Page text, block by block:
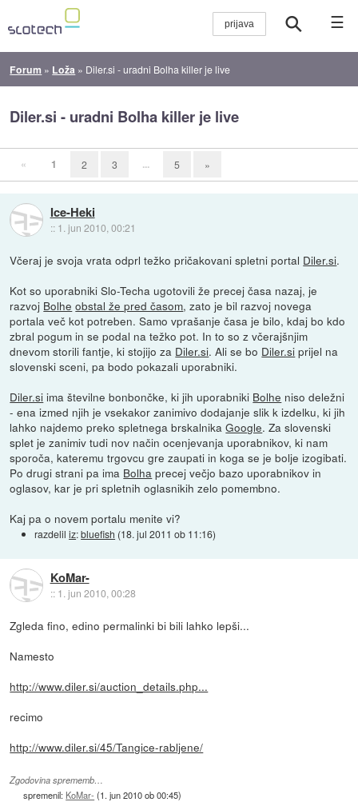
☰
Forum » Loža » Diler.si - uradni Bolha killer je live
Diler.si - uradni Bolha killer je live
« 1 2 3 ... 5 »
Ice-Heki
:: 1. jun 2010, 00:21
Včeraj je svoja vrata odprl težko pričakovani spletni portal Diler.si.
Kot so uporabniki Slo-Techa ugotovili že precej časa nazaj, je
razvoj Bolhe obstal že pred časom, zato je bil razvoj novega
portala več kot potreben. Samo vprašanje časa je bilo, kdaj bo kdo
zbral pogum in se podal na težko pot. In to so z včerajšnjim
dnevom storili fantje, ki stojijo za Diler.si. Ali se bo Diler.si prijel na
slovenski sceni, pa bodo pokazali uporabniki.
Diler.si ima številne bonbončke, ki jih uporabniki Bolhe niso deležni
- ena izmed njih je vsekakor zanimivo dodajanje slik k izdelku, ki jih
lahko najdemo preko spletnega brskalnikaGoogle. Za slovenski
splet je zanimiv tudi nov način ocenjevanja uporabnikov, ki nam
sporoča, kateremu trgovcu gre zaupati in koga se je bolje izogibati.
Po drugi strani pa ima Bolha precej večjo bazo uporabnikov in
oglasov, kar je pri spletnih oglasnikih zelo pomembno.
Kaj pa o novem portalu menite vi?
razdeliliz:bluefish (18. jul 2011 ob 11:16)
KoMar-
:: 1. jun 2010, 00:28
Zgleda fino, edino permalinki bi bili lahko lepši...
Namesto
http://www.diler.si/auction_details.php...
recimo
http://www.diler.si/45/Tangice-rabljene/
Zgodovina sprememb…
spremenil: KoMar- (1. jun 2010 ob 00:45)